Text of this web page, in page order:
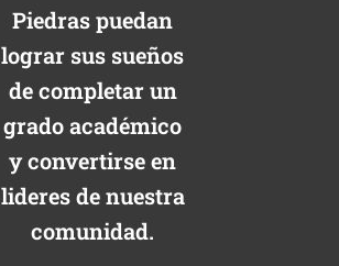
Piedras puedan
lograr sus sueños
de completar un
grado académico
y convertirse en
lideres de nuestra
comunidad.